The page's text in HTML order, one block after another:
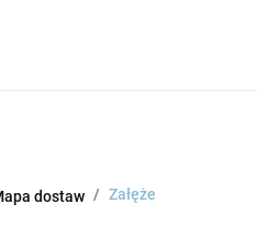
dostaw Załęże